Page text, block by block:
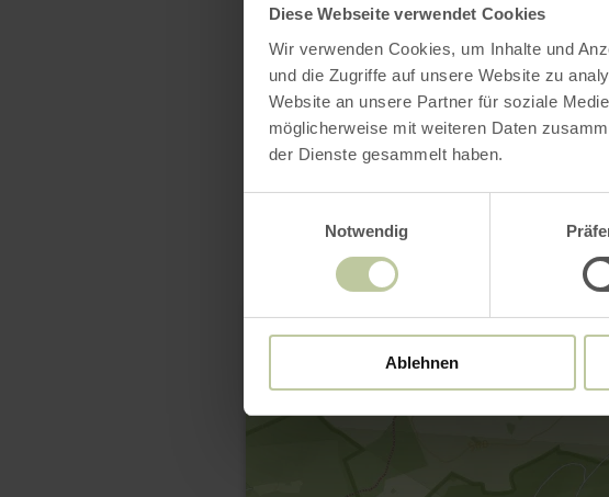
Diese Webseite verwendet Cookies
Wir verwenden Cookies, um Inhalte und
und die Zugriffe auf unsere Website zu
Website an unsere Partner für soziale
möglicherweise mit weiteren Daten
der Dienste gesammelt haben.
Notwendig
Ablehnen